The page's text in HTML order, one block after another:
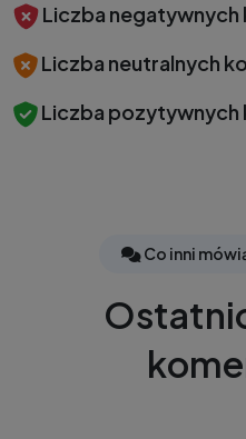
Liczba negatywnych
Liczba neutralnych
Liczba pozytywnych
Co inni